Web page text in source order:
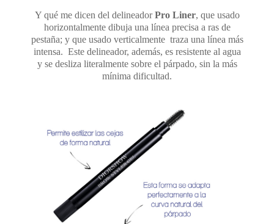
Y qué me dicen del delineadorPro Liner, que usado
horizontalmente dibuja una línea precisa a ras de
pestaña; y que usado verticalmente traza una línea más
intensa. Este delineador, además, es resistente al agua
y se desliza literalmente sobre el párpado, sin la más
mínima dificultad.